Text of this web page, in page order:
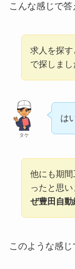
こんな感じで答
求人を探
で探しまし
タケ
は
他にも期
ったと思
ぜ豊田自動
このような感じ